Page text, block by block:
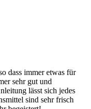
dass immer etwas für
sehr gut und
lässt sich jedes
sind sehr frisch